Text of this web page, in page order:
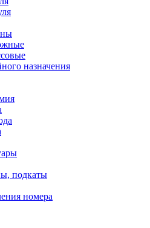
назначения
подкаты
номера